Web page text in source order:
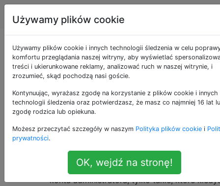
Apple Tagi
Nie mam konta
administratora na
moim komputerze
Mac
Na moim komputerze Mac mam 2 konta i
normalnym kontem. Więc w tej chwili nie
konta administratora, tylko takie, które
Używamy plików cookie
Używamy plików cookie i innych technologii śledzenia w celu
komfortu przeglądania naszej witryny, aby wyświetlać
treści i ukierunkowane reklamy, analizować ruch w naszej witrynie, i
zrozumieć, skąd pochodzą nasi goście.
Kontynuując, wyrażasz zgodę na korzystanie z plików cookie i innych
technologii śledzenia oraz potwierdzasz, że masz co najmniej 16 lat
zgodę rodzica lub opiekuna.
Możesz przeczytać szczegóły w naszym Polityka plików cookie i
prywatności.
OK, wejdź na stronę!